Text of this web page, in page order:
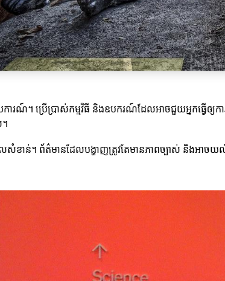
ការណ៍។ ប្រើប្រាស់កម្មវិធី និងឧបករណ៍ដែលអាចជួយអ្នកធ្វើឲ្យ
។
ខាន់។ ព័ត៌មានដែលបង្ហាញត្រូវតែមានភាពច្បាស់ និងអាចយ